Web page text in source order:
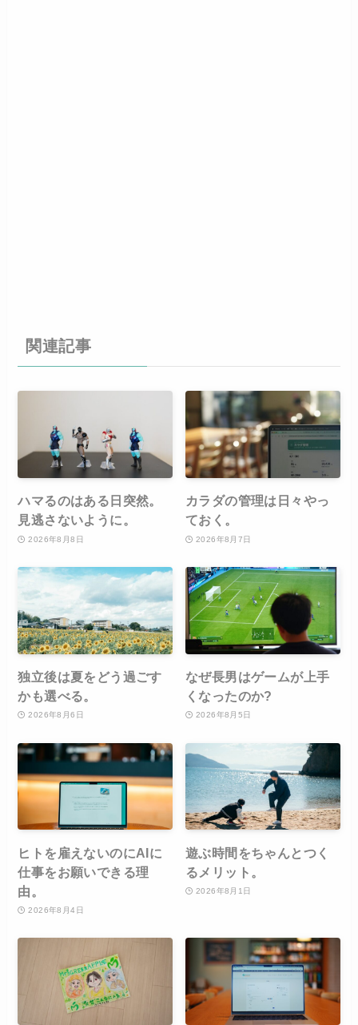
関連記事
ハマるのはある日突然。
見逃さないように。
2026年8月8日
カラダの管理は日々やっ
ておく。
2026年8月7日
独立後は夏をどう過ごす
かも選べる。
2026年8月6日
なぜ長男はゲームが上手
くなったのか?
2026年8月5日
ヒトを雇えないのにAIに
仕事をお願いできる理
由。
2026年8月4日
遊ぶ時間をちゃんとつく
るメリット。
2026年8月1日